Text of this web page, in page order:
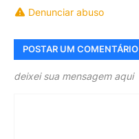
Denunciar abuso
POSTAR UM COMENTÁRIO
deixei sua mensagem aqui